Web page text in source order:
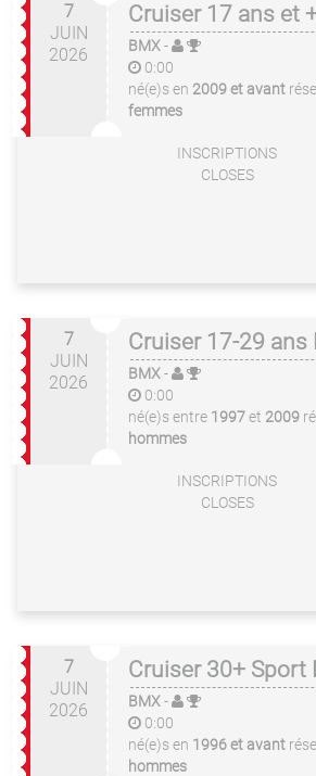
7
JUIN
2026
Cruiser 17 ans et
BMX-
0:00
né(e)s en 2009 et avant
femmes
INSCRIPTIONS
CLOSES
7
JUIN
2026
Cruiser 17-29 ans
BMX-
0:00
né(e)s entre 1997et 2009
hommes
INSCRIPTIONS
CLOSES
7
JUIN
2026
Cruiser 30+ Sport
BMX-
0:00
né(e)s en 1996 et avant
hommes